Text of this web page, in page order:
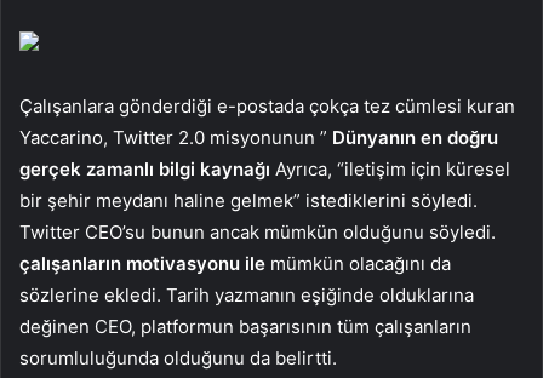
Çalışanlara gönderdiği e-postada çokça tez cümlesi kuran
Yaccarino, Twitter 2.0 misyonunun ” Dünyanın en doğru
gerçek zamanlı bilgi kaynağı Ayrıca, “iletişim için küresel
bir şehir meydanı haline gelmek” istediklerini söyledi.
Twitter CEO’su bunun ancak mümkün olduğunu söyledi.
çalışanların motivasyonu ile mümkün olacağını da
sözlerine ekledi. Tarih yazmanın eşiğinde olduklarına
değinen CEO, platformun başarısının tüm çalışanların
sorumluluğunda olduğunu da belirtti.